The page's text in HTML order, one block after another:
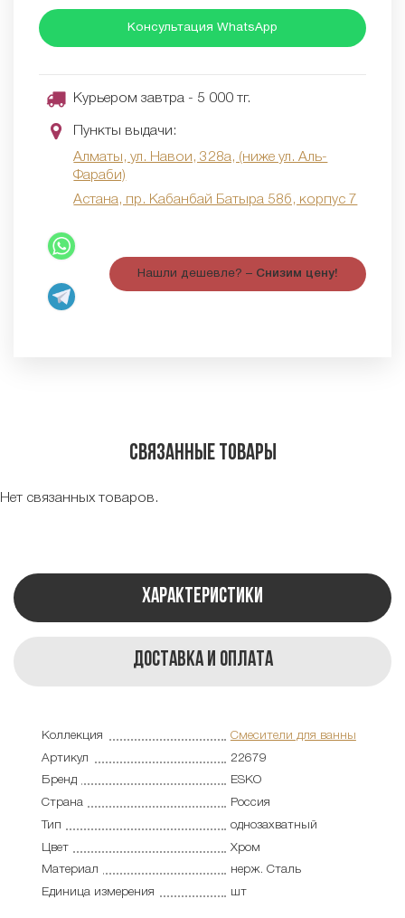
Консультация WhatsApp
Курьером завтра - 5 000 тг.
Пункты выдачи:
Алматы, ул. Навои, 328а, (ниже ул. Аль-
Фараби)
Астана, пр. Кабанбай Батыра 58б, корпус 7
Нашли дешевле? – Снизим цену!
Связанные товары
Нет связанных товаров.
Характеристики
Доставка и оплата
Коллекция
Смесители для ванны
Артикул
22679
Бренд
ESKO
Страна
Россия
Тип
однозахватный
Цвет
Хром
Материал
нерж. Сталь
Единица измерения
шт